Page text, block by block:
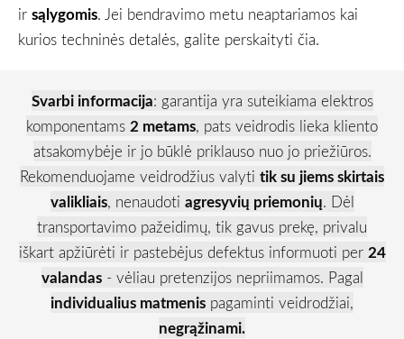
ir sąlygomis. Jei bendravimo metu neaptariamos kai
kurios techninės detalės, galite perskaityti čia.
Svarbi informacija: garantija yra suteikiama elektros
komponentams 2 metams, pats veidrodis lieka kliento
atsakomybėje ir jo būklė priklauso nuo jo priežiūros.
Rekomenduojame veidrodžius valyti tik su jiems skirtais
valikliais, nenaudoti agresyvių priemonių. Dėl
transportavimo pažeidimų, tik gavus prekę, privalu
iškart apžiūrėti ir pastebėjus defektus informuoti per 24
valandas- vėliau pretenzijos nepriimamos. Pagal
individualius matmenis pagaminti veidrodžiai,
negrąžinami.